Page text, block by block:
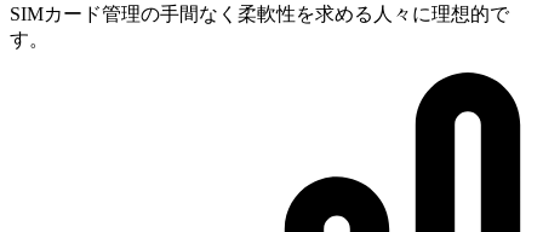
SIMカード管理の手間なく柔軟性を求める人々に理想的で
す。